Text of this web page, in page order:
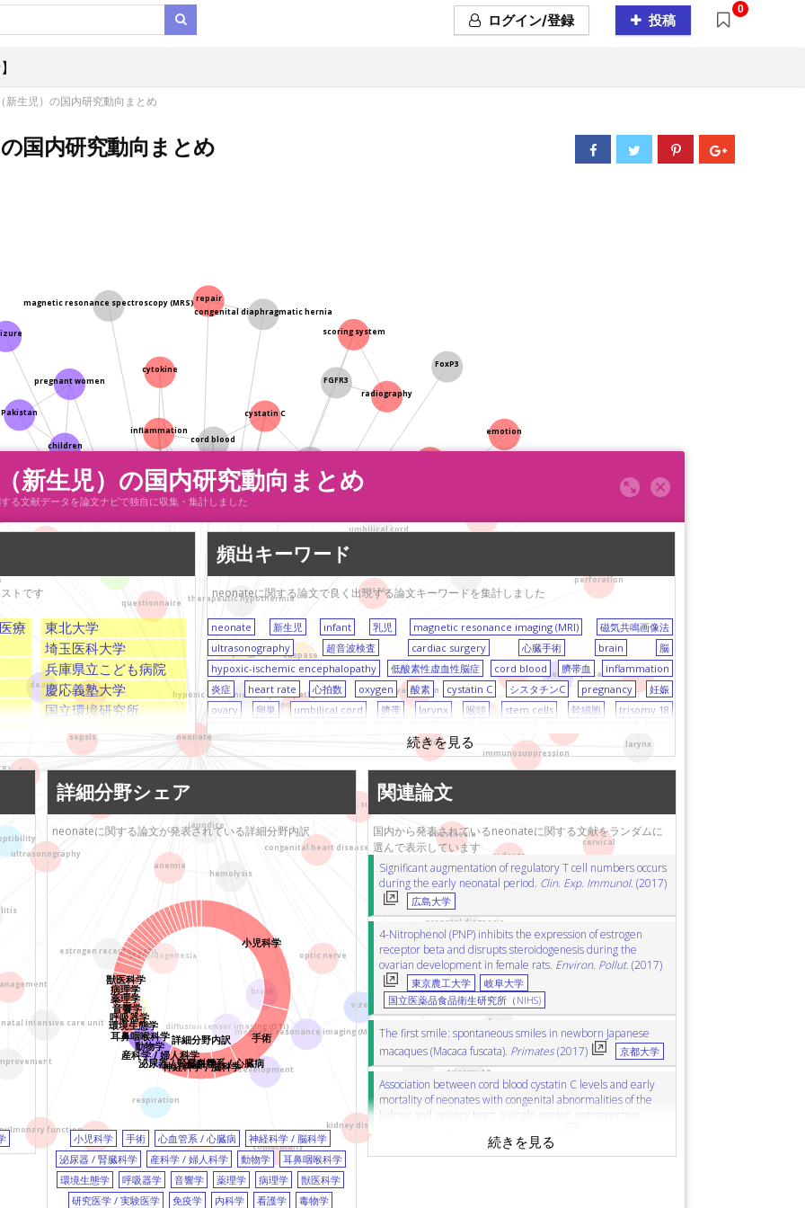
ログイン/登録 投稿
0
生児）の国内研究動向まとめ
国内研究動向まとめ
neonate
infant
magnetic resonance imaging (MRI)
ultrasonography
cardiac surgery
brain
hypoxic-ischemic encephalopathy
cord blood
inflammation
cystatin C
pregnancy
ovary
umbilical cord
larynx
stem cells
trisomy 18
pregnant women
children
Pakistan
congenital heart disease
diffusion tensor imaging (DTI)
FoxP3
therapeutic hypothermia
development
iron
hypoxia
emotion
6
intensive care unit
Nepal
sepsis
death
perforation
rodents
anesthesia
skin
hyaluronan
inguinal hernia
steroidogenesis
estrogen receptor beta
congenital diaphragmatic hernia
repair
middle ear
comorbidity
choledochal cyst
laparoscopy
prenatal diagnosis
immunostaining
IL-17A
immunosuppression
recurrenceneuromyelitis optica
magnetic resonance spectroscopy (MRS)
anemia
jaundice
hemolysis
mosaicism
kidney disease
cervical
questionnaire
fetus
cytokine
hyperoxia
pulmonary function
optic nerve
size
FGFR3
scoring system
radiography
respiration
mutation
caspase
autophagy
apoptosis
新生児）の国内研究動向まとめ
る文献データを論文ナビで独自に収集・集計しました
トです
療
研
東北大学
埼玉医科大学
兵庫県立こども病院
慶応義塾大学
国立環境研究所
（NIES)
東京大学
放射線医学総合研究所
（NIRS)
東京農工大学
大阪母子医療センター
筑波大学
自治医科大学
武蔵野赤十字病院
聖路加国際大学
麻布大学
京都府立医科大学
国立精神・神経医療研
究センター（NCNP)
酪農学園大学
東京都立墨東病院
名古屋市立大学
東京都医学総合研究所
川崎医科大学
北海道大学病院
頻出キーワード
neonateに関する論文で良く出現する論文キーワードを集計しました
neonate 新生児 infant 乳児 magnetic resonance imaging (MRI)
磁気共鳴画像法
ultrasonography
超音波検査 cardiac surgery 心臓手術 brain
脳
hypoxic-ischemic encephalopathy
低酸素性虚血性脳症 cord blood 臍帯血
inflammation
炎症
heart rate 心拍数 oxygen 酸素 cystatin C シスタチンC pregnancy
妊娠
ovary
卵巣 umbilical cord 臍帯 larynx 喉頭 stem cells 幹細胞
trisomy 18
hypoxemia pregnant women
children
パキスタン congenital heart disease 先天性心疾患
Japan
日本
diffusion tensor imaging (DTI) 拡散テンソル画像 FoxP3
therapeutic hypothermia
発生 susceptibility
hypoxia
低酸素 emotion 情動 near-infrared spectroscopy (NIRS)
近赤外線分光法
pulmonary edema
肺水腫 KL-6 pain management 疼痛管理 pain
疼痛
neonatal intensive care unit
新生児集中治療室 quality improvement 品質向上
マウス
Toll様受容体4 resuscitation 蘇生
electrocardiogram (ECG)
sepsis 敗血症 death
ゲッ歯類
skin 皮膚 hyaluronan ヒアルロナン
inguinal hernia
鼠径ヘルニア
steroidogenesis ステロイド産生
estrogen receptor beta
エストロゲン受容体β
congenital diaphragmatic hernia 先天性横隔膜ヘルニア repair
修復
middle ear
中耳 real-time polymerase chain reaction (PCR) リアルタイムPCR
cerebrospinal fluid (CSF)
脳脊髄液 comorbidity 併存疾患 seizure
湿度
seasonal variation 季節変動 temperature 温度 creatinine
クレアチニン
choledochal cyst
総胆管嚢胞 laparoscopy 腹腔鏡検査 prenatal diagnosis
出生前診断
vitrification
common marmoset コモンマーモセット
immunostaining
免疫染色
IL-17A インターロイキン17A apnea 無呼吸 sudden death
突然死
肺高血圧症 adoxophyes honmai immunosuppression
免疫抑制
neuromyelitis optica
magnetic resonance spectroscopy (MRS)
MRスペクトロスコピー anemia
黄疸
hemolysis 溶血 HMGB1
IL-8
インターロイキン8 mosaicism
詳細分野シェア
neonateに関する論文が発表されている詳細分野内訳
詳細分野内訳
小児科学
手術
心血管系 / 心臓病
神経科学 / 脳科学
泌尿器 / 腎臓科学
産科学 / 婦人科学
動物学
耳鼻咽喉科学
環境生態学
呼吸器学
音響学
薬理学
病理学
獣医科学
小児科学 手術 心血管系 / 心臓病
神経科学 / 脳科学
泌尿器 / 腎臓科学
産科学 / 婦人科学 動物学
耳鼻咽喉科学
環境生態学
呼吸器学 音響学 薬理学 病理学
獣医科学
研究医学 / 実験医学
免疫学 内科学 看護学
毒物学
関連論文
国内から発表されているneonateに関する文献をランダムに
選んで表示しています
Significant augmentation of regulatory T cell numbers occurs
during the early neonatal period. Clin. Exp. Immunol. (2017)
広島大学
4-Nitrophenol (PNP) inhibits the expression of estrogen
receptor beta and disrupts steroidogenesis during the
ovarian development in female rats. Environ. Pollut. (2017)
東京農工大学
岐阜大学
国立医薬品食品衛生研究所（NIHS)
The first smile: spontaneous smiles in newborn Japanese
macaques (Macaca fuscata). Primates(2017) 京都大学
Association between cord blood cystatin C levels and early
mortality of neonates with congenital abnormalities of the
kidney and urinary tract: a single-center, retrospective
Pediatr. Nephrol. (2017)
神奈川県立こども医療センター